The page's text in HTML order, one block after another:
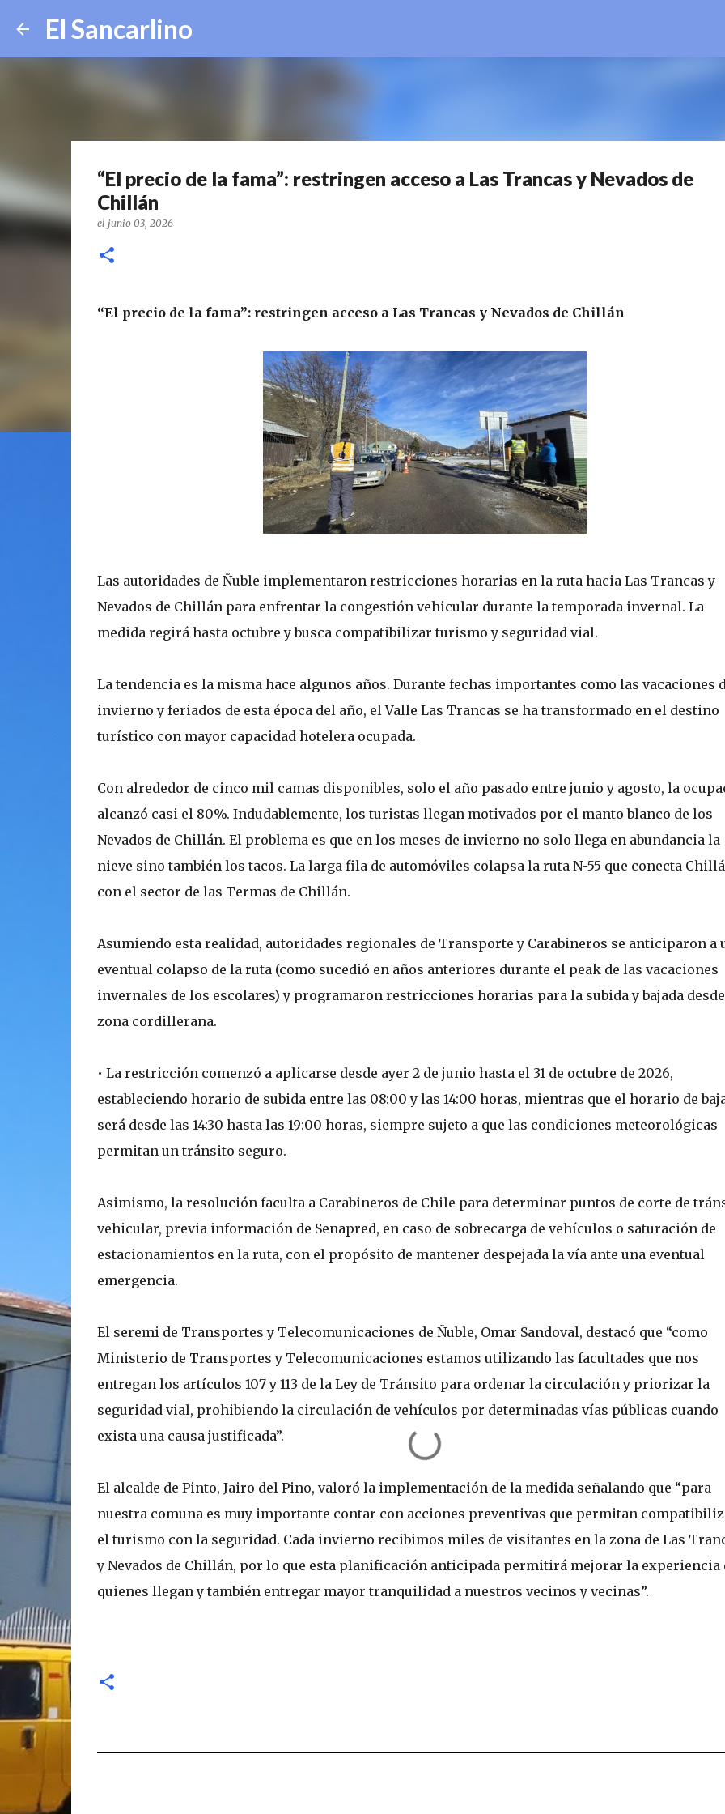
El Sancarlino
“El precio de la fama”: restringen acceso a Las Trancas y Nevados de
Chillán
el junio 03, 2026
“El precio de la fama”: restringen acceso a Las Trancas y Nevados de Chillán
Las autoridades de Ñuble implementaron restricciones horarias en la ruta hacia Las Trancas y
Nevados de Chillán para enfrentar la congestión vehicular durante la temporada invernal. La
medida regirá hasta octubre y busca compatibilizar turismo y seguridad vial.
La tendencia es la misma hace algunos años. Durante fechas importantes como las vacaciones
invierno y feriados de esta época del año, el Valle Las Trancas se ha transformado en el destino
turístico con mayor capacidad hotelera ocupada.
Con alrededor de cinco mil camas disponibles, solo el año pasado entre junio y agosto, la
alcanzó casi el 80%. Indudablemente, los turistas llegan motivados por el manto blanco de los
Nevados de Chillán. El problema es que en los meses de invierno no solo llega en abundancia la
nieve sino también los tacos. La larga fila de automóviles colapsa la ruta N-55 que conecta
con el sector de las Termas de Chillán.
Asumiendo esta realidad, autoridades regionales de Transporte y Carabineros se anticiparon a
eventual colapso de la ruta (como sucedió en años anteriores durante el peak de las vacaciones
invernales de los escolares) y programaron restricciones horarias para la subida y bajada
zona cordillerana.
• La restricción comenzó a aplicarse desde ayer 2 de junio hasta el 31 de octubre de 2026,
estableciendo horario de subida entre las 08:00 y las 14:00 horas, mientras que el horario de
será desde las 14:30 hasta las 19:00 horas, siempre sujeto a que las condiciones meteorológicas
permitan un tránsito seguro.
Asimismo, la resolución faculta a Carabineros de Chile para determinar puntos de corte de
vehicular, previa información de Senapred, en caso de sobrecarga de vehículos o saturación de
estacionamientos en la ruta, con el propósito de mantener despejada la vía ante una eventual
emergencia.
El seremi de Transportes y Telecomunicaciones de Ñuble, Omar Sandoval, destacó que “como
Ministerio de Transportes y Telecomunicaciones estamos utilizando las facultades que nos
entregan los artículos 107 y 113 de la Ley de Tránsito para ordenar la circulación y priorizar la
seguridad vial, prohibiendo la circulación de vehículos por determinadas vías públicas cuando
exista una causa justificada”.
El alcalde de Pinto, Jairo del Pino, valoró la implementación de la medida señalando que “para
nuestra comuna es muy importante contar con acciones preventivas que permitan
el turismo con la seguridad. Cada invierno recibimos miles de visitantes en la zona de Las
y Nevados de Chillán, por lo que esta planificación anticipada permitirá mejorar la experiencia
quienes llegan y también entregar mayor tranquilidad a nuestros vecinos y vecinas”.